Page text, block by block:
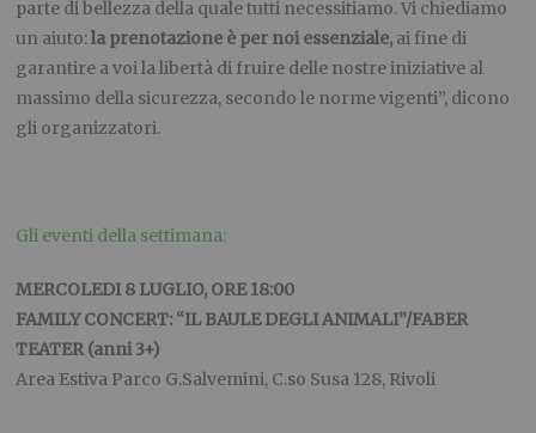
parte di bellezza della quale tutti necessitiamo. Vi chiediamo
un aiuto:la prenotazione è per noi essenziale, ai fine di
garantire a voi la libertà di fruire delle nostre iniziative al
massimo della sicurezza, secondo le norme vigenti”, dicono
gli organizzatori.
Gli eventi della settimana:
MERCOLEDI 8 LUGLIO, ORE 18:00
FAMILY CONCERT: “IL BAULE DEGLI ANIMALI”/FABER
TEATER (anni 3+)
Area Estiva Parco G.Salvemini, C.so Susa 128, Rivoli